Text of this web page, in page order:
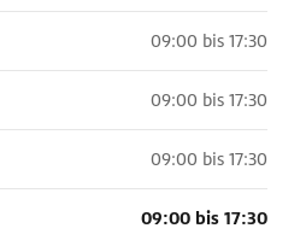
09:00 bis 17:30
09:00 bis 17:30
09:00 bis 17:30
09:00 bis 17:30